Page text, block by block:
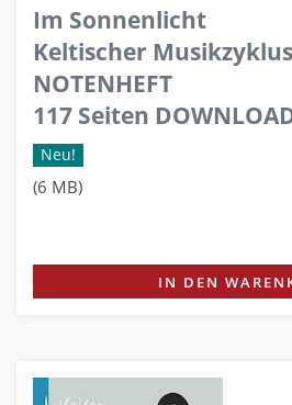
Im Sonnenlicht
Keltischer Musikzyklus
NOTENHEFT
117 Seiten
Neu!
(6 MB)
IN DEN